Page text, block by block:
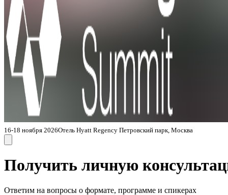
16-18 ноября 2026Отель Hyatt Regency Петровский парк, Москва
Получить личную
Ответим на вопросы о формате, программе и спикерах